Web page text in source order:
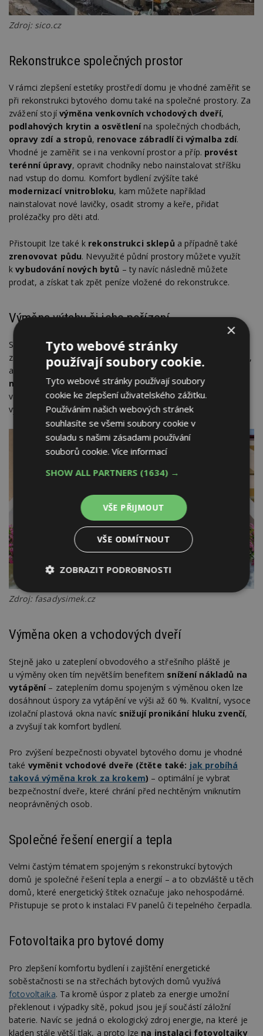
Zdroj: sico.cz
Rekonstrukce společných prostor
V rámci zlepšení estetiky prostředí domu je vhodné zaměřit se
při rekonstrukci bytového domu také na společné prostory. Za
zvážení stojí výměna venkovních vchodových dveří,
podlahových krytin a osvětlenína společných chodbách,
opravy zdí a stropů, renovace zábradlí či výmalba zdí.
Vhodné je zaměřit se i na venkovní prostor a příp. provést
terénní úpravy, opravit chodníky nebo nainstalovat stříšku
nad vstup do domu. Komfort bydlení zvýšíte také
modernizací vnitrobloku, kam můžete například
nainstalovat nové lavičky, osadit stromy a keře, přidat
prolézačky pro děti atd.
Přistoupit lze také k rekonstrukci sklepů a případně také
zrenovovat půdu. Nevyužité půdní prostory můžete využít
kvybudování nových bytů – ty navíc následně můžete
prodat, a získat tak zpět peníze vložené do rekonstrukce.
Výměna výtahu či jeho pořízení
Starý, pomalý a často problematický výtah si rozhodně
zaslouží
modernizaci, a to nejen z hlediska zvýšení komfortu,
ale i bezpečnosti – navíc se ale také sníží energetická
náročnost na jeho provoz, jakož i hlučnost. Pokud ve
vašem bytovém domě dosud výtah není, zvažte jeho
vybudování.
Zdroj: fasadysimek.cz
Výměna oken a vchodových dveří
Stejně jako u zateplení obvodového a střešního pláště je
u výměny oken tím největším benefitem snížení nákladů na
vytápění– zateplením domu spojeným s výměnou oken lze
dosáhnout úspory za vytápění ve výši až 60 %. Kvalitní, vysoce
izolační plastová okna navíc snižují pronikání hluku zvenčí,
a zvyšují tak komfort bydlení.
Pro zvýšení bezpečnosti obyvatel bytového domu je vhodné
také vyměnit vchodové dveře (čtěte také: jak probíhá
taková výměna krok za krokem) – optimální je vybrat
bezpečnostní dveře, které chrání před nechtěným vniknutím
neoprávněných osob.
Společné řešení energií a tepla
Velmi častým tématem spojeným s rekonstrukcí bytových
domů je společné řešení tepla a energií – a to obzvláště u těch
domů, které energetický štítek označuje jako nehospodárné.
Přistupuje se proto k instalaci FV panelů či tepelného čerpadla.
Fotovoltaika pro bytové domy
Pro zlepšení komfortu bydlení i zajištění energetické
soběstačnosti se na střechách bytových domů využívá
fotovoltaika. Ta kromě úspor z plateb za energie umožní
překlenout i výpadky sítě, pokud jsou její součástí záložní
baterie. Navíc se jedná o ekologický zdroj energie, na které je
kladen stále větší tlak, a proto lze na instalaci fotovoltaiky
×
Tyto webové stránky
používají soubory cookie.
Tyto webové stránky používají soubory
cookie ke zlepšení uživatelského zážitku.
Používáním našich webových stránek
souhlasíte se všemi soubory cookie v
souladu s našimi zásadami používání
souborů cookie.Více informací
SHOW ALL PARTNERS (1634) →
VŠE PŘIJMOUT
VŠE ODMÍTNOUT
ZOBRAZIT PODROBNOSTI
Nezbytně
nutné
Výkonové
Soubory
Funkční soubory
Nezařazené
soubory
Nezbytně nutné soubory
Výkonové soubory
Soubory cílení
Funkční soubory
Nezařazené soubory
Nezbytně nutné soubory cookie umožňují základní
nezbytně nutných souborů cookie správně
používat.
Název
Doména
Vyprší
_hjIncludedInPageviewSample
Hotjar Ltd
www.estav.cz
minuty
_dc_gtm_UA-53599847-1
.estav.cz
sekund